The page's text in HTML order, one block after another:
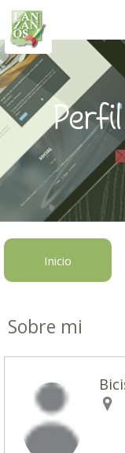
Perfil
Inicio
Sobre mi